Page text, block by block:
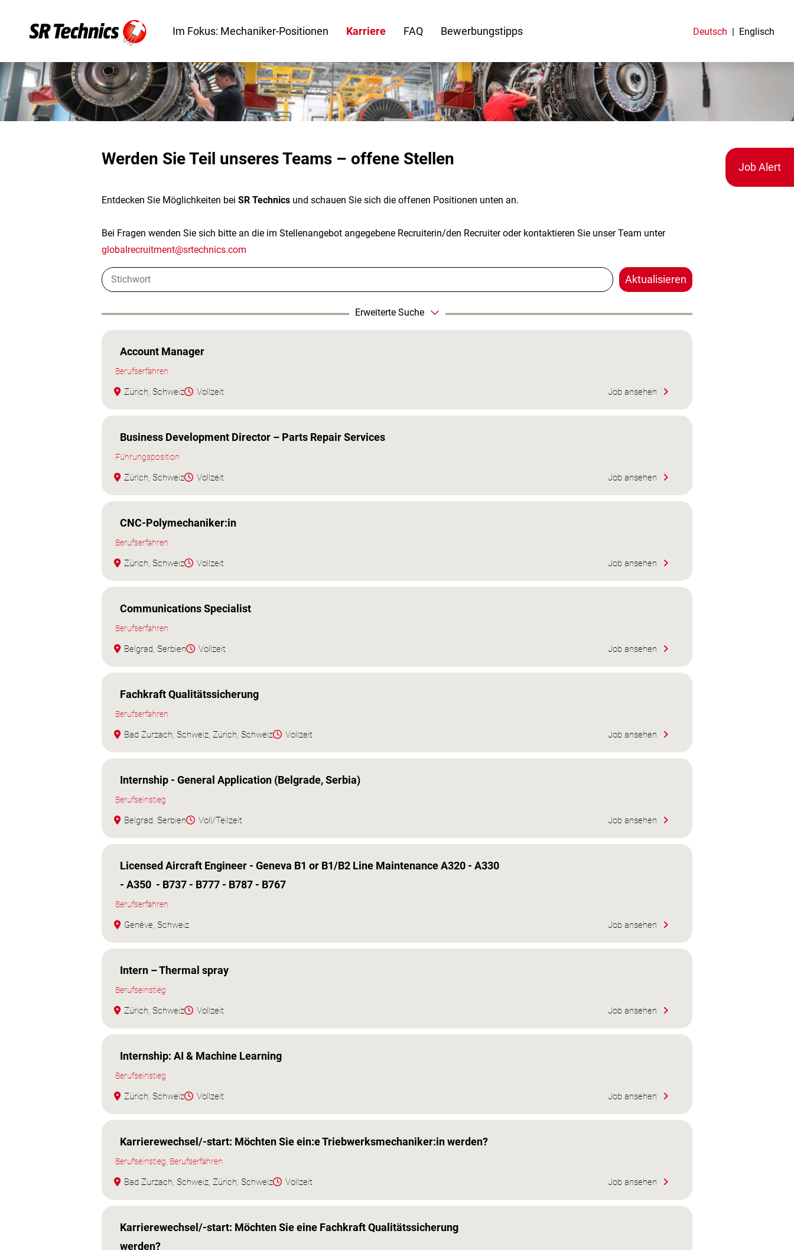
Deutsch Englisch
Im Fokus: Mechaniker-Positionen Karriere FAQ Bewerbungstipps
Werden Sie Teil unseres Teams – offene Stellen
Entdecken Sie Möglichkeiten bei SR Technics und schauen Sie sich die offenen Positionen unten an.
Bei Fragen wenden Sie sich bitte an die im Stellenangebot angegebene Recruiterin/den Recruiter oder kontaktieren Sie unser Team unter
globalrecruitment@srtechnics.com
Aktualisieren
Erweiterte Suche
Account Manager
Berufserfahren
Zürich, Schweiz Vollzeit Job ansehen
Business Development Director – Parts Repair Services
Führungsposition
Zürich, Schweiz Vollzeit Job ansehen
CNC‑Polymechaniker:in
Berufserfahren
Zürich, Schweiz Vollzeit Job ansehen
Communications Specialist
Berufserfahren
Belgrad, Serbien Vollzeit Job ansehen
Fachkraft Qualitätssicherung
Berufserfahren
Bad Zurzach, Schweiz, Zürich, Schweiz Vollzeit Job ansehen
Internship - General Application (Belgrade, Serbia)
Berufseinstieg
Belgrad, Serbien Voll/Teilzeit Job ansehen
Licensed Aircraft Engineer - Geneva B1 or B1/B2 Line Maintenance A320 - A330
- A350 - B737 - B777 - B787 - B767
Berufserfahren
Genève, Schweiz Job ansehen
Intern – Thermal spray
Berufseinstieg
Zürich, Schweiz Vollzeit Job ansehen
Internship: AI & Machine Learning
Berufseinstieg
Zürich, Schweiz Vollzeit Job ansehen
Karrierewechsel/-start: Möchten Sie ein:e Triebwerksmechaniker:in werden?
Berufseinstieg, Berufserfahren
Bad Zurzach, Schweiz, Zürich, Schweiz Vollzeit Job ansehen
Karrierewechsel/-start: Möchten Sie eine Fachkraft Qualitätssicherung
werden?
Job Alert